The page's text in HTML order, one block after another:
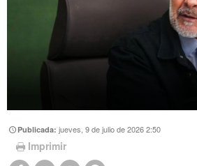
Publicada:jueves, 9 de julio de 2026 2:50
Imprimir